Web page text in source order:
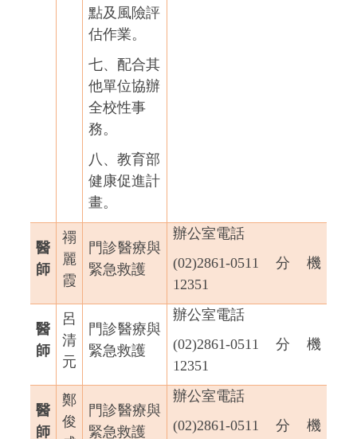
點及風險評
估作業。
七、配合其
他單位協辦
全校性事
務。
八、教育部
健康促進計
畫。
醫
師
禤
麗
霞
門診醫療與
緊急救護
辦公室電話
(02)2861-0511 分機
12351
醫
師
呂
清
元
門診醫療與
緊急救護
辦公室電話
(02)2861-0511 分機
12351
醫
師
鄭
俊
門診醫療與
緊急救護
辦公室電話
(02)2861-0511 分機